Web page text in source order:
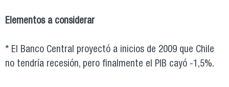
Elementos a considerar
* El Banco Central proyectó a inicios de 2009 que Chile
no tendría recesión, pero finalmente el PIB cayó -1,5%.